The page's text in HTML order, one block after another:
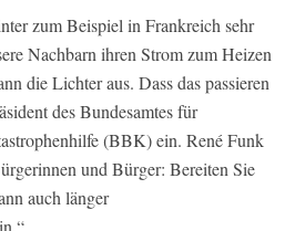
zum Beispiel in Frankreich sehr
Nachbarn ihren Strom zum Heizen
die Lichter aus. Dass das passieren
des Bundesamtes für
(BBK) ein. René Funk
und Bürger: Bereiten Sie
auch länger